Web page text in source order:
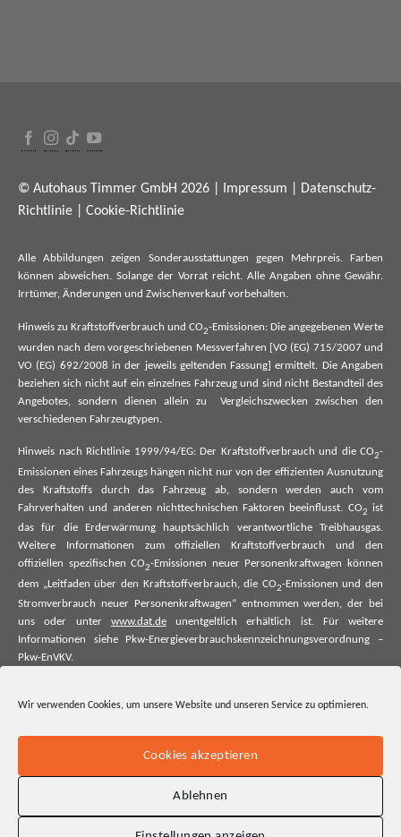
Wir verwenden Cookies, um unsere Website und unseren Service zu optimieren.
Cookies akzeptieren
Ablehnen
© Autohaus Timmer GmbH 2026 | Impressum
Datenschutz-
Richtlinie
Cookie-Richtlinie
Alle Abbildungen zeigen Sonderausstattungen gegen Mehrpreis. Farben
können abweichen. Solange der Vorrat reicht. Alle Angaben ohne Gewähr.
Irrtümer, Änderungen und Zwischenverkauf vorbehalten.
Hinweis zu Kraftstoffverbrauch und CO2-Emissionen: Die angegebenen Werte
wurden nach dem vorgeschriebenen Messverfahren [VO (EG) 715/2007 und
VO (EG) 692/2008 in der jeweils geltenden Fassung] ermittelt. Die Angaben
beziehen sich nicht auf ein einzelnes Fahrzeug und sind nicht Bestandteil des
Angebotes, sondern dienen allein zu Vergleichszwecken zwischen den
verschiedenen Fahrzeugtypen.
Hinweis nach Richtlinie 1999/94/EG: Der Kraftstoffverbrauch und die CO2-
Emissionen eines Fahrzeugs hängen nicht nur von der effizienten Ausnutzung
des Kraftstoffs durch das Fahrzeug ab, sondern werden auch vom
Fahrverhalten und anderen nichttechnischen Faktoren beeinflusst. CO2 ist
das für die Erderwärmung hauptsächlich verantwortliche Treibhausgas.
Weitere Informationen zum offiziellen Kraftstoffverbrauch und den
offiziellen spezifischen CO2-Emissionen neuer Personenkraftwagen können
dem „Leitfaden über den Kraftstoffverbrauch, die CO2-Emissionen und den
Stromverbrauch neuer Personenkraftwagen“ entnommen werden, der bei
uns oder unter www.dat.deunentgeltlich erhältlich ist. Für weitere
Informationen siehe Pkw-Energieverbrauchskennzeichnungsverordnung –
Pkw-EnVKV.
offiziellen spezifischen CO₂-Emissionen und ggf. zum Stromverbrauch neuer
neuer Pkw entnommen werden. Dieser ist an allen Verkaufsstellen und bei
der Deutschen Automobil Treuhand GmbH unentgeltlich erhältlich, sowie